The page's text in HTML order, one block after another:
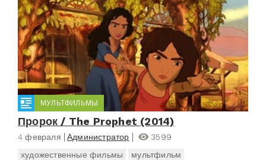
МУЛЬТФИЛЬМЫ
Пророк / The Prophet (2014)
4 февраля Администратор
3599
художественные фильмы
мультфильм